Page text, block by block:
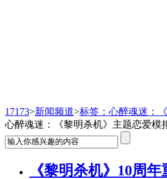
17173>新闻频道>标签：心醉魂迷：
心醉魂迷：《黎明杀机》主题恋爱模
《黎明杀机》10周